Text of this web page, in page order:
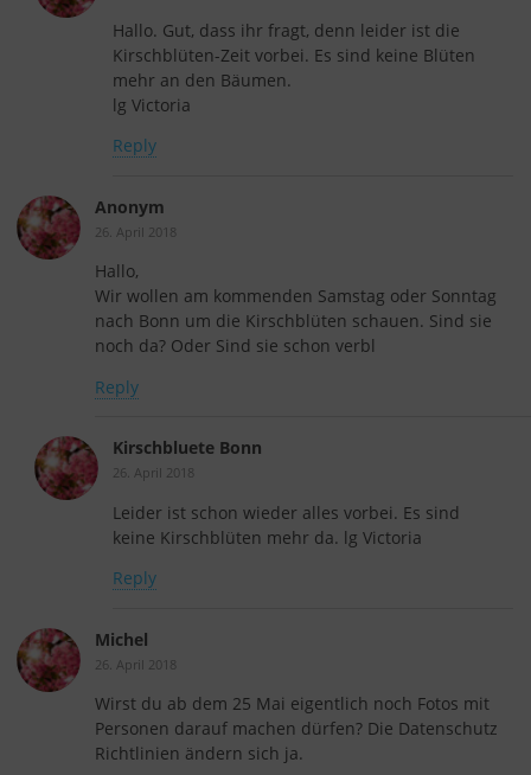
Hallo. Gut, dass ihr fragt, denn leider ist die
Kirschblüten-Zeit vorbei. Es sind keine Blüten
mehr an den Bäumen.
lg Victoria
Reply
Anonym
26. April 2018
Hallo,
Wir wollen am kommenden Samstag oder Sonntag
nach Bonn um die Kirschblüten schauen. Sind sie
noch da? Oder Sind sie schon verbl
Reply
Kirschbluete Bonn
26. April 2018
Leider ist schon wieder alles vorbei. Es sind
keine Kirschblüten mehr da. lg Victoria
Reply
Michel
26. April 2018
Wirst du ab dem 25 Mai eigentlich noch Fotos mit
Personen darauf machen dürfen? Die Datenschutz
Richtlinien ändern sich ja.